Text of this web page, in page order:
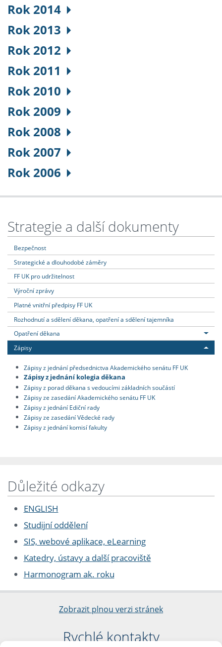
Rok 2014
Rok 2013
Rok 2012
Rok 2011
Rok 2010
Rok 2009
Rok 2008
Rok 2007
Rok 2006
Strategie a další dokumenty
Bezpečnost
Strategické a dlouhodobé záměry
FF UK pro udržitelnost
Výroční zprávy
Platné vnitřní předpisy FF UK
Rozhodnutí a sdělení děkana, opatření a sdělení tajemníka
Opatření děkana
Zápisy
Zápisy z jednání předsednictva Akademického senátu FF UK
Zápisy z jednání kolegia děkana
Zápisy z porad děkana s vedoucími základních součástí
Zápisy ze zasedání Akademického senátu FF UK
Zápisy z jednání Ediční rady
Zápisy ze zasedání Vědecké rady
Zápisy z jednání komisí fakulty
Důležité odkazy
ENGLISH
Studijní oddělení
SIS, webové aplikace, eLearning
Katedry, ústavy a další pracoviště
Harmonogram ak. roku
Zobrazit plnou verzi stránek
Rychlé kontakty